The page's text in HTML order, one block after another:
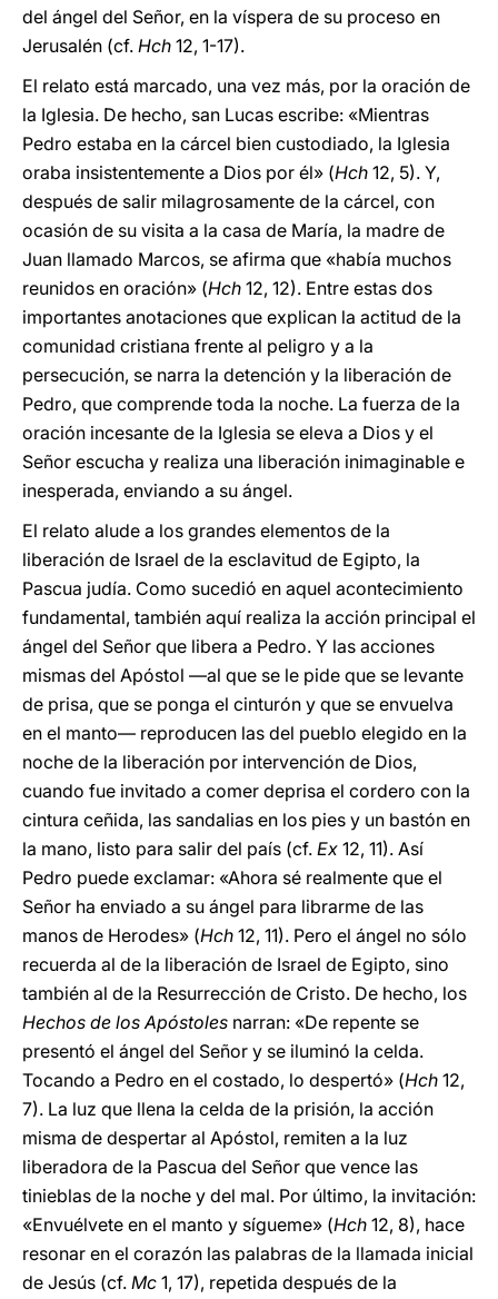
del ángel del Señor, en la víspera de su proceso en
Jerusalén (cf. Hch 12, 1-17).
El relato está marcado, una vez más, por la oración de
la Iglesia. De hecho, san Lucas escribe: «Mientras
Pedro estaba en la cárcel bien custodiado, la Iglesia
oraba insistentemente a Dios por él» (Hch 12, 5). Y,
después de salir milagrosamente de la cárcel, con
ocasión de su visita a la casa de María, la madre de
Juan llamado Marcos, se afirma que «había muchos
reunidos en oración» (Hch 12, 12). Entre estas dos
importantes anotaciones que explican la actitud de la
comunidad cristiana frente al peligro y a la
persecución, se narra la detención y la liberación de
Pedro, que comprende toda la noche. La fuerza de la
oración incesante de la Iglesia se eleva a Dios y el
Señor escucha y realiza una liberación inimaginable e
inesperada, enviando a su ángel.
El relato alude a los grandes elementos de la
liberación de Israel de la esclavitud de Egipto, la
Pascua judía. Como sucedió en aquel acontecimiento
fundamental, también aquí realiza la acción principal el
ángel del Señor que libera a Pedro. Y las acciones
mismas del Apóstol —al que se le pide que se levante
de prisa, que se ponga el cinturón y que se envuelva
en el manto— reproducen las del pueblo elegido en la
noche de la liberación por intervención de Dios,
cuando fue invitado a comer deprisa el cordero con la
cintura ceñida, las sandalias en los pies y un bastón en
la mano, listo para salir del país (cf. Ex 12, 11). Así
Pedro puede exclamar: «Ahora sé realmente que el
Señor ha enviado a su ángel para librarme de las
manos de Herodes» (Hch 12, 11). Pero el ángel no sólo
recuerda al de la liberación de Israel de Egipto, sino
también al de la Resurrección de Cristo. De hecho, los
Hechos de los Apóstoles narran: «De repente se
presentó el ángel del Señor y se iluminó la celda.
Tocando a Pedro en el costado, lo despertó» (Hch 12,
7). La luz que llena la celda de la prisión, la acción
misma de despertar al Apóstol, remiten a la luz
liberadora de la Pascua del Señor que vence las
tinieblas de la noche y del mal. Por último, la invitación:
«Envuélvete en el manto y sígueme» (Hch 12, 8), hace
resonar en el corazón las palabras de la llamada inicial
de Jesús (cf. Mc 1, 17), repetida después de la